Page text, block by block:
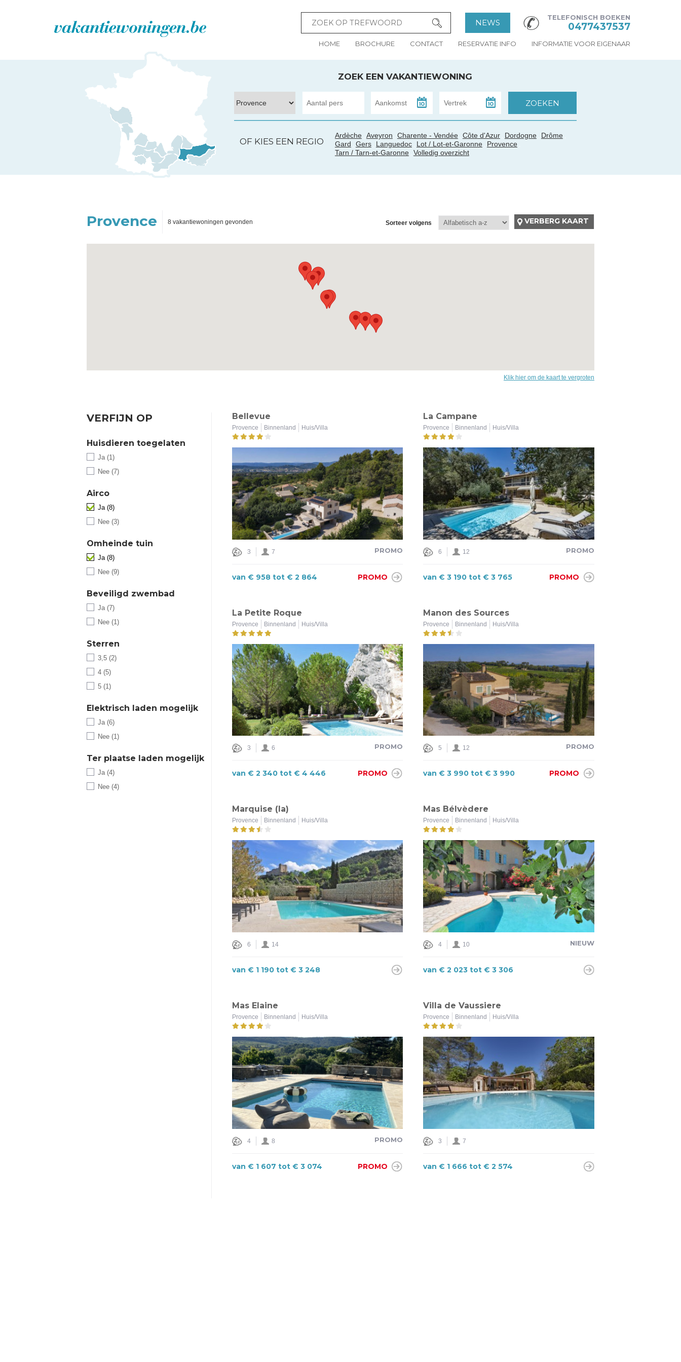
NEWS
TELEFONISCH BOEKEN
0477437537
HOME BROCHURE CONTACT RESERVATIE INFO INFORMATIE VOOR EIGENAAR
ZOEK EEN VAKANTIEWONING
OF KIES EEN REGIO
Ardèche, Aveyron Charente - Vendée, Côte d'Azur, Dordogne, Drôme,
Gard Gers, Languedoc, Lot / Lot-et-Garonne, Provence,
Tarn / Tarn-et-Garonne, Volledig overzicht
Provence 8 vakantiewoningen gevonden VERBERG KAART
Sorteer volgens
Klik hier om de kaart te vergroten
VERFIJN OP
Huisdieren toegelaten
Ja (1)
Nee (7)
Airco
Ja (8)
Nee (3)
Omheinde tuin
Ja (8)
Nee (9)
Beveiligd zwembad
Ja (7)
Nee (1)
Sterren
3,5 (2)
4 (5)
5 (1)
Elektrisch laden mogelijk
Ja (6)
Nee (1)
Ter plaatse laden mogelijk
Ja (4)
Nee (4)
Bellevue
Provence Binnenland Huis/Villa
3 7 PROMO
van € 958 tot € 2 864 PROMO
La Campane
Provence Binnenland Huis/Villa
6 12 PROMO
van € 3 190 tot € 3 765 PROMO
La Petite Roque
Provence Binnenland Huis/Villa
3 6 PROMO
van € 2 340 tot € 4 446 PROMO
Manon des Sources
Provence Binnenland Huis/Villa
5 12 PROMO
van € 3 990 tot € 3 990 PROMO
Marquise (la)
Provence Binnenland Huis/Villa
6 14
van € 1 190 tot € 3 248
Mas Bélvèdere
Provence Binnenland Huis/Villa
4 10 NIEUW
van € 2 023 tot € 3 306
Mas Elaine
Provence Binnenland Huis/Villa
4 8 PROMO
van € 1 607 tot € 3 074 PROMO
Villa de Vaussiere
Provence Binnenland Huis/Villa
3 7
van € 1 666 tot € 2 574